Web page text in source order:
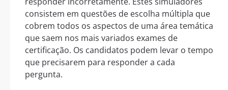
consistem em questões de escolha múltipla que
cobrem todos os aspectos de uma área temática
que saem nos mais variados exames de
certificação. Os candidatos podem levar o tempo
que precisarem para responder a cada
pergunta.